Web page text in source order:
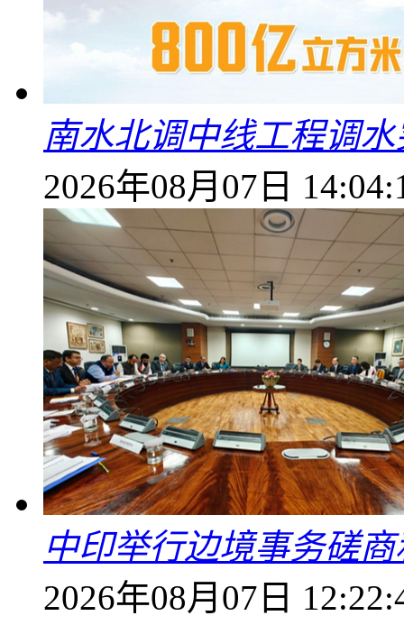
南水北调中线工程调
2026年08月07日
中印举行边境事务磋
2026年08月07日